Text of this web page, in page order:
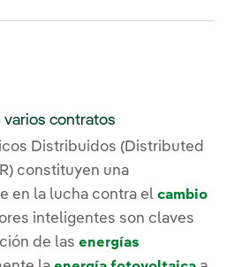
contratos
Distribuidos (Distributed
constituyen una
en la lucha contra el cambio
inteligentes son claves
de las energías